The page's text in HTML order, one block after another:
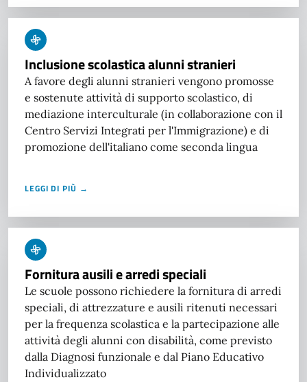
Inclusione scolastica alunni stranieri
A favore degli alunni stranieri vengono promosse
e sostenute attività di supporto scolastico, di
mediazione interculturale (in collaborazione con il
Centro Servizi Integrati per l'Immigrazione) e di
promozione dell'italiano come seconda lingua
LEGGI DI PIÙ →
Fornitura ausili e arredi speciali
Le scuole possono richiedere la fornitura di arredi
speciali, di attrezzature e ausili ritenuti necessari
per la frequenza scolastica e la partecipazione alle
attività degli alunni con disabilità, come previsto
dalla Diagnosi funzionale e dal Piano Educativo
Individualizzato